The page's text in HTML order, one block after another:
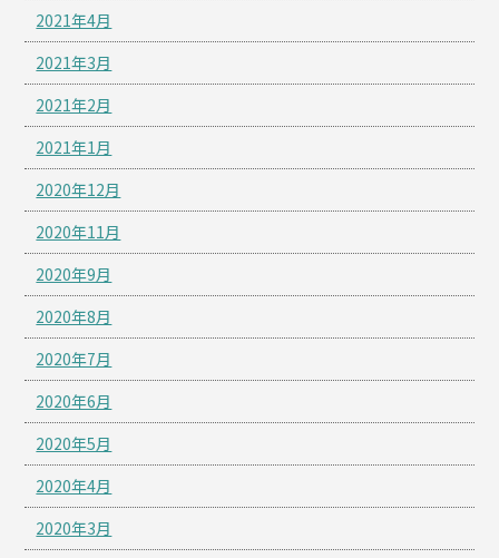
2021年4月
2021年3月
2021年2月
2021年1月
2020年12月
2020年11月
2020年9月
2020年8月
2020年7月
2020年6月
2020年5月
2020年4月
2020年3月